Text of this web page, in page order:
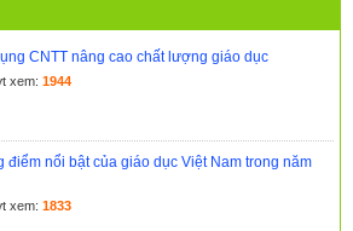
CNTT nâng cao chất lượng giáo dục
xem: 1944
điểm nổi bật của giáo dục Việt Nam trong năm
xem: 1833